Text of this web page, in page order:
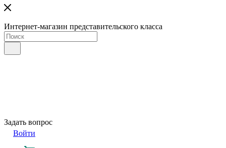
Интернет-магазин представительского класса
Задать вопрос
Войти